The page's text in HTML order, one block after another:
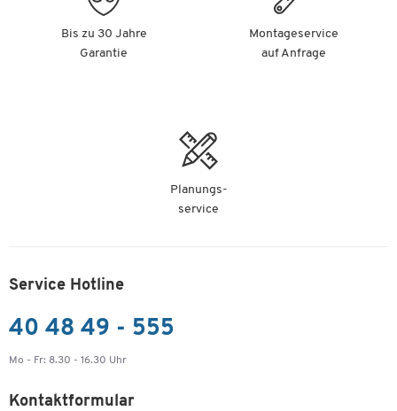
Bis zu 30 Jahre
Garantie
Montageservice
auf Anfrage
Planungs-
service
Service Hotline
40 48 49 - 555
Mo - Fr: 8.30 - 16.30 Uhr
Kontaktformular